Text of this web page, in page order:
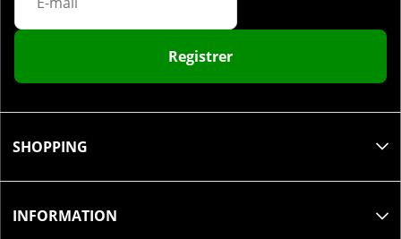
Registrer
SHOPPING
INFORMATION